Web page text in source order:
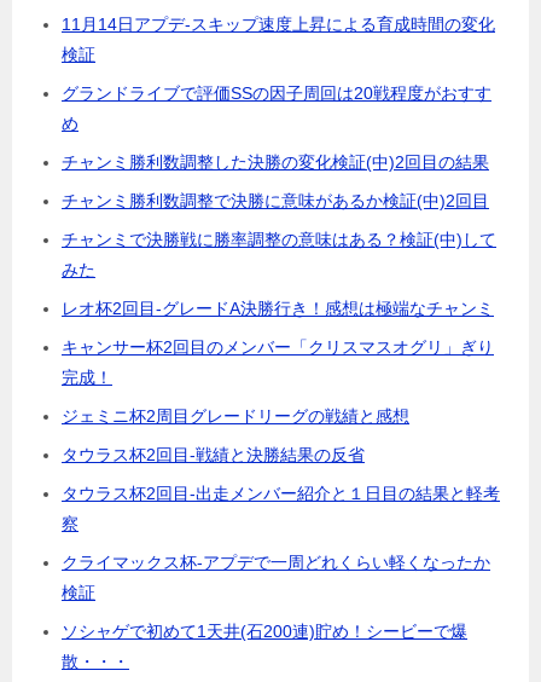
11月14日アプデ-スキップ速度上昇による育成時間の変化
検証
グランドライブで評価SSの因子周回は20戦程度がおすす
め
チャンミ勝利数調整した決勝の変化検証(中)2回目の結果
チャンミ勝利数調整で決勝に意味があるか検証(中)2回目
チャンミで決勝戦に勝率調整の意味はある？検証(中)して
みた
レオ杯2回目-グレードA決勝行き！感想は極端なチャンミ
キャンサー杯2回目のメンバー「クリスマスオグリ」ぎり
完成！
ジェミニ杯2周目グレードリーグの戦績と感想
タウラス杯2回目-戦績と決勝結果の反省
タウラス杯2回目-出走メンバー紹介と１日目の結果と軽考
察
クライマックス杯-アプデで一周どれくらい軽くなったか
検証
ソシャゲで初めて1天井(石200連)貯め！シービーで爆
散・・・